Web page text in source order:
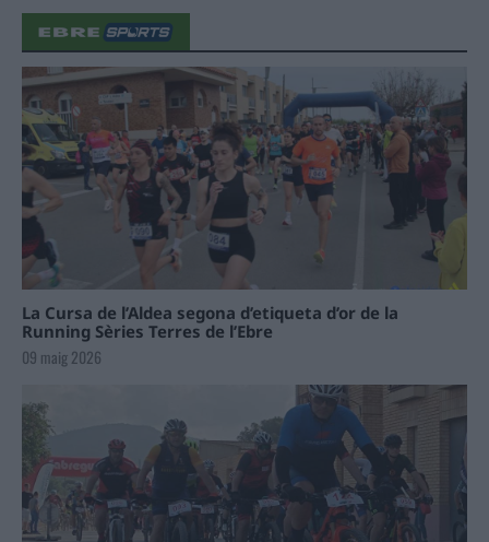
La Cursa de l’Aldea segona d’etiqueta d’or de la
Running Sèries Terres de l’Ebre
09 maig 2026